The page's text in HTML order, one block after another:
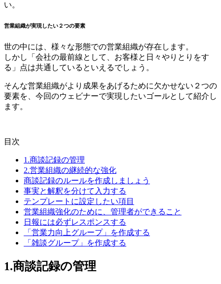
い。
営業組織が実現したい２つの要素
世の中には、様々な形態での営業組織が存在します。
しかし「会社の最前線として、お客様と日々やりとりをす
る」点は共通しているといえるでしょう。
そんな営業組織がより成果をあげるために欠かせない２つの
要素を、今回のウェビナーで実現したいゴールとして紹介し
ます。
目次
1.商談記録の管理
2.営業組織の継続的な強化
商談記録のルールを作成しましょう
事実と解釈を分けて入力する
テンプレートに設定したい項目
営業組織強化のために、管理者ができること
日報には必ずレスポンスする
「営業力向上グループ」を作成する
「雑談グループ」を作成する
1.商談記録の管理